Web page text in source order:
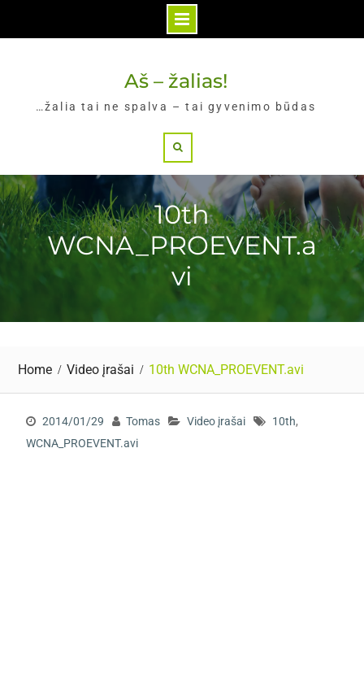
Aš – žalias!
…žalia tai ne spalva – tai gyvenimo būdas
10th
WCNA_PROEVENT.a
vi
Home Video įrašai 10th WCNA_PROEVENT.avi
2014/01/29 Tomas Video įrašai 10th,
WCNA_PROEVENT.avi